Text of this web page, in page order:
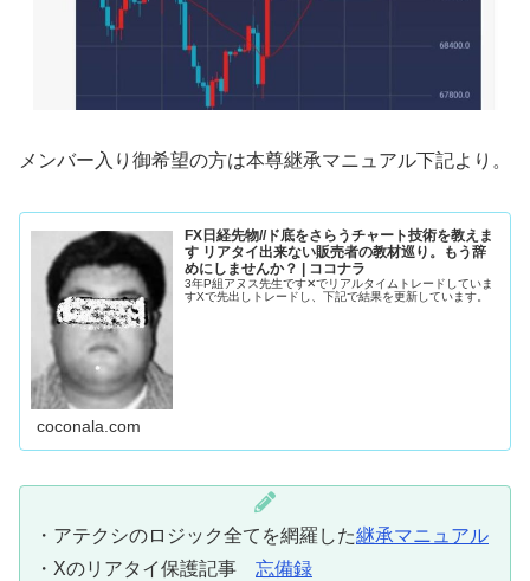
メンバー入り御希望の方は本尊継承マニュアル下記より。
FX日経先物//ド底をさらうチャート技術を教えま
す リアタイ出来ない販売者の教材巡り。もう辞
めにしませんか？ | ココナラ
3年P組アヌス先生です✕でリアルタイムトレードしていま
すXで先出しトレードし、下記で結果を更新しています。
coconala.com
・アテクシのロジック全てを網羅した継承マニュアル
・Xのリアタイ保護記事 忘備録